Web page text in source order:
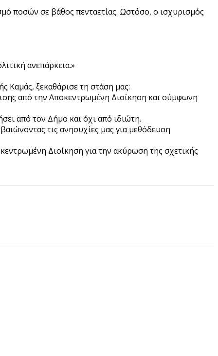
ποσών σε βάθος πενταετίας. Ωστόσο, ο ισχυρισμός
ανεπάρκεια.»
Καμάς, ξεκαθάρισε τη στάση μας:
από την Αποκεντρωμένη Διοίκηση και σύμφωνη
από τον Δήμο και όχι από ιδιώτη.
τις ανησυχίες μας για μεθόδευση
Διοίκηση για την ακύρωση της σχετικής